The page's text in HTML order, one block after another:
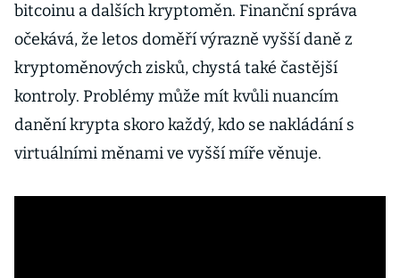
bitcoinu a dalších kryptoměn. Finanční správa
očekává, že letos doměří výrazně vyšší daně z
kryptoměnových zisků, chystá také častější
kontroly. Problémy může mít kvůli nuancím
danění krypta skoro každý, kdo se nakládání s
virtuálními měnami ve vyšší míře věnuje.